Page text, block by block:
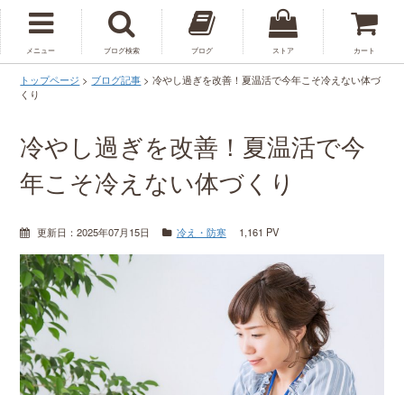
メニュー ブログ検索 ブログ ストア カート
トップページ > ブログ記事 >冷やし過ぎを改善！夏温活で今年こそ冷えない体づ
くり
冷やし過ぎを改善！夏温活で今
年こそ冷えない体づくり
更新日： 2025年07月15日 冷え・防寒 1,161 PV